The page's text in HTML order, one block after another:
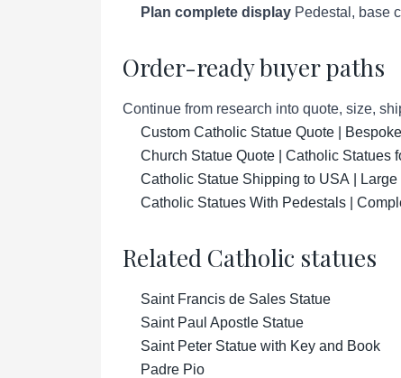
Plan complete display Pedestal, base
Order-ready buyer paths
Continue from research into quote, size,
Custom Catholic Statue Quote |
Church Statue Quote | Catholic Statues
Catholic Statue Shipping to USA |
Catholic Statues With Pedestals |
Related Catholic statues
Saint Francis de Sales Statue
Saint Paul Apostle Statue
Saint Peter Statue with Key and Book
Padre Pio